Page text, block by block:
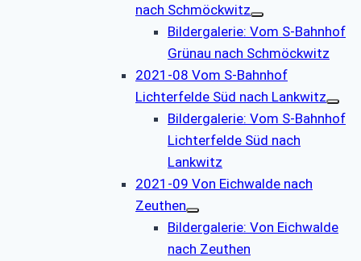
nach Schmöckwitz
Bildergalerie: Vom S-Bahnhof
Grünau nach Schmöckwitz
2021-08 Vom S-Bahnhof
Lichterfelde Süd nach Lankwitz
Bildergalerie: Vom S-Bahnhof
Lichterfelde Süd nach
Lankwitz
2021-09 Von Eichwalde nach
Zeuthen
Bildergalerie: Von Eichwalde
nach Zeuthen